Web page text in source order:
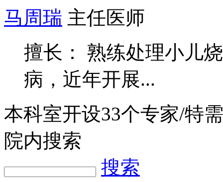
马周瑞 主任医师
擅长： 熟练处理小儿
病，近年开展...
本科室开设33个专家/特
院内搜索
搜索